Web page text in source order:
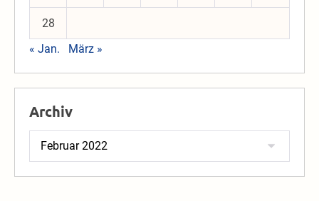
28
« Jan.
März »
Archiv
Archiv